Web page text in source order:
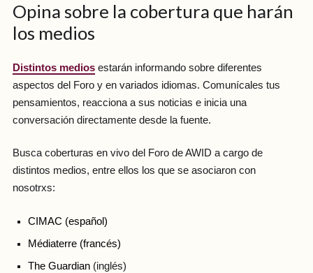
Opina sobre la cobertura que harán
los medios
Distintos mediosestarán informando sobre diferentes
aspectos del Foro y en variados idiomas. Comunícales tus
pensamientos, reacciona a sus noticias e inicia una
conversación directamente desde la fuente.
Busca coberturas en vivo del Foro de AWID a cargo de
distintos medios, entre ellos los que se asociaron con
nosotrxs:
CIMAC (español)
Médiaterre(francés)
The Guardian(inglés)